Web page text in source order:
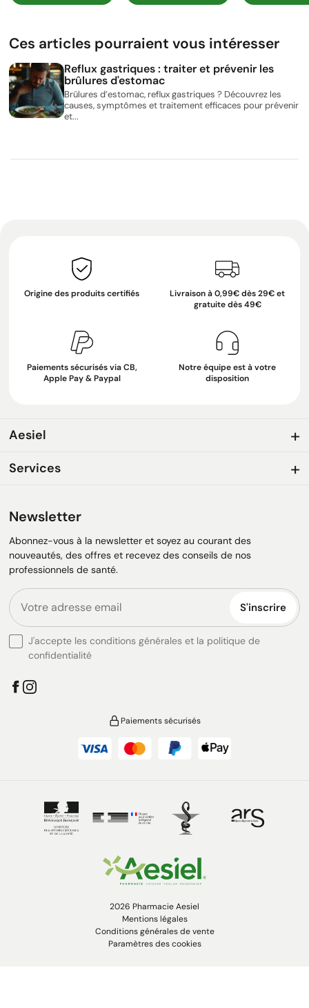
Ces articles pourraient vous intéresser
Reflux gastriques : traiter et prévenir les
brûlures d'estomac
Brûlures d’estomac, reflux gastriques ? Découvrez les
causes, symptômes et traitement efficaces pour prévenir
et...
Origine des produits certifiés
Livraison à 0,99€ dès 29€ et
gratuite dès 49€
Paiements sécurisés via CB,
Apple Pay & Paypal
Notre équipe est à votre
disposition
Aesiel
Services
Newsletter
Abonnez-vous à la newsletter et soyez au courant des
nouveautés, des offres et recevez des conseils de nos
professionnels de santé.
S'inscrire
J'accepte les conditions générales et la politique de
confidentialité
Paiements sécurisés
2026 Pharmacie Aesiel
Mentions légales
Conditions générales de vente
Paramètres des cookies